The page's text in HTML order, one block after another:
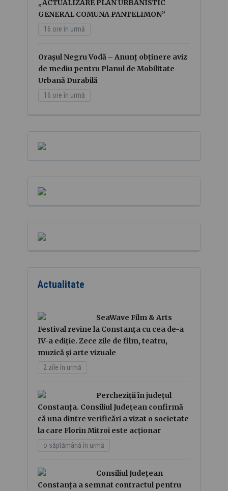
„ACTUALIZARE PLAN URBANISTIC
GENERAL COMUNA PANTELIMON”
16 ore în urmă
Orașul Negru Vodă – Anunț obținere aviz
de mediu pentru Planul de Mobilitate
Urbană Durabilă
16 ore în urmă
Actualitate
SeaWave Film & Arts
Festival revine la Constanța cu cea de-a
IV-a ediție. Zece zile de film, teatru,
muzică și arte vizuale
2 zile în urmă
Percheziții în județul
Constanța. Consiliul Județean confirmă
că una dintre verificări a vizat o societate
la care Florin Mitroi este acționar
o săptămână în urmă
Consiliul Județean
Constanța a semnat contractul pentru